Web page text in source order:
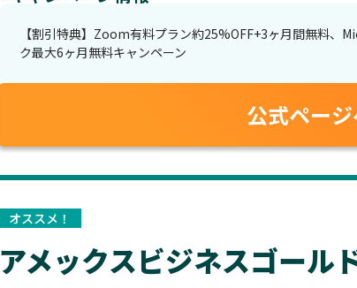
【割引特典】Zoom有料プラン約25%OFF+3ヶ月間無料、
ク最大6ヶ月無料キャンペーン
公式ペー
オススメ！
アメックスビジネスゴール